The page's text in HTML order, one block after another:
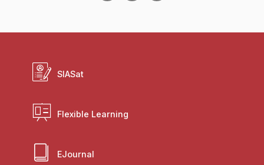
SIASat
Flexible Learning
EJournal